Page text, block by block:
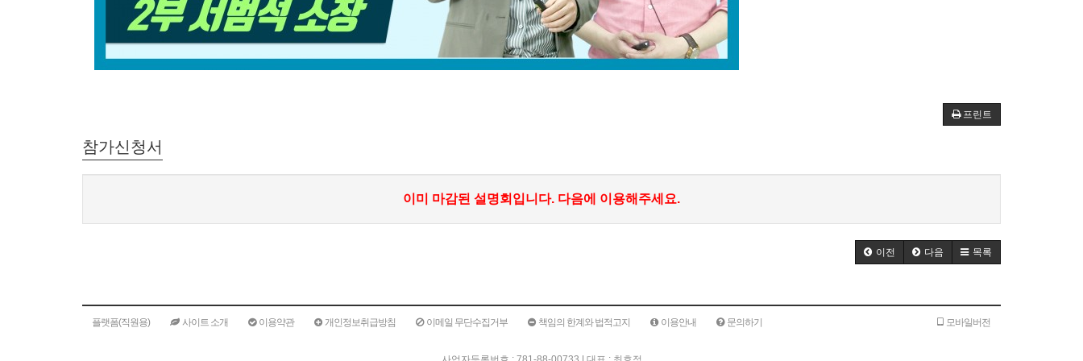
프린트
참가신청서
이미 마감된 설명회입니다. 다음에 이용해주세요.
이전 다음 목록
플랫폼(직원용) 사이트 소개 이용약관 개인정보취급방침 이메일 무단수집거부 책임의 한계와 법적고지 이용안내 문의하기 모바일버전